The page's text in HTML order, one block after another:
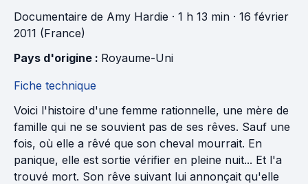
Documentaire de Amy Hardie · 1 h 13 min · 16 février
2011 (France)
Pays d'origine : Royaume-Uni
Fiche technique
Voici l'histoire d'une femme rationnelle, une mère de
famille qui ne se souvient pas de ses rêves. Sauf une
fois, où elle a rêvé que son cheval mourrait. En
panique, elle est sortie vérifier en pleine nuit... Et l'a
trouvé mort. Son rêve suivant lui annonçait qu'elle